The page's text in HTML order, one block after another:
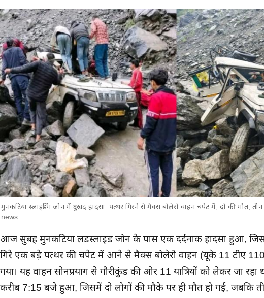
मुनकटिया स्लाइडिंग जोन में दुखद हादसा: पत्थर गिरने से मैक्स बोलेरो वाहन चपेट में, दो की मौत,
news …
मुख्य समाचार
आज सुबह मुनकटिया लैंडस्लाइड जोन के पास एक दर्दनाक हादसा हुआ,
गिरे एक बड़े पत्थर की चपेट में आने से मैक्स बोलेरो वाहन (यूके 11 टीए 1100)
गया। यह वाहन सोनप्रयाग से गौरीकुंड की ओर 11 यात्रियों को लेकर जा रहा
करीब 7:15 बजे हुआ, जिसमें दो लोगों की मौके पर ही मौत हो गई, जबकि